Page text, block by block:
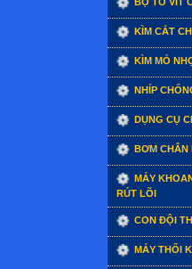
KÌM CẮT
KÌM MỎ
NHÍP
DỤNG CỤ
BƠM CHÂN
MÁY
RÚT LÕI
CON ĐỘI
MÁY THỔI